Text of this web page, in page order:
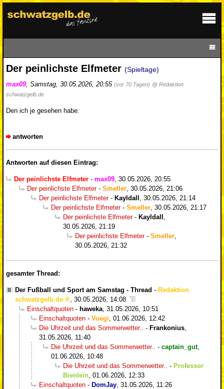
Der peinlichste Elfmeter (Spieltage)
max09, Samstag, 30.05.2026, 20:55 (vor 70 Tagen) @ Redaktion
schwatzgelb.de
Den ich je gesehen habe.
antworten
Antworten auf diesen Eintrag:
Der peinlichste Elfmeter - max09, 30.05.2026, 20:55
Der peinlichste Elfmeter- Smeller, 30.05.2026, 21:06
Der peinlichste Elfmeter- Kayldall , 30.05.2026, 21:14
Der peinlichste Elfmeter- Smeller, 30.05.2026, 21:17
Der peinlichste Elfmeter- Kayldall ,
30.05.2026, 21:19
Der peinlichste Elfmeter- Smeller,
30.05.2026, 21:32
gesamter Thread:
Der Fußball und Sport am Samstag - Thread - Redaktion
schwatzgelb.de
30.05.2026, 14:08
Einschaltquoten - haweka 31.05.2026, 10:51
Einschaltquoten - Voegi 01.06.2026, 12:42
Die Uhrzeit und das Sommerwetter..
- Frankonius
31.05.2026, 11:40
Die Uhrzeit und das Sommerwetter..
- captain_gut,
01.06.2026, 10:48
Die Uhrzeit und das Sommerwetter..
- Professor
Bienlein 01.06.2026, 12:33
Einschaltquoten - DomJay 31.05.2026, 11:26